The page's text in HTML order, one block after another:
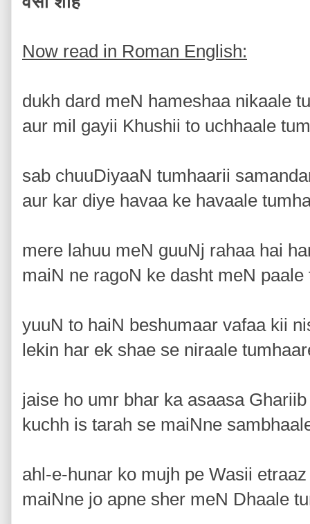
Now read in Roman English:
dukh dard meN hameshaa nikaale
aur mil gayii Khushii to uchhaale
sab chuuDiyaaN tumhaarii
aur kar diye havaa ke havaale
mere lahuu meN guuNj rahaa hai
maiN ne ragoN ke dasht meN paale
yuuN to haiN beshumaar vafaa kii
lekin har ek shae se niraale
jaise ho umr bhar ka asaasa
kuchh is tarah se maiNne
ahl-e-hunar ko mujh pe Wasii
maiNne jo apne sher meN Dhaale